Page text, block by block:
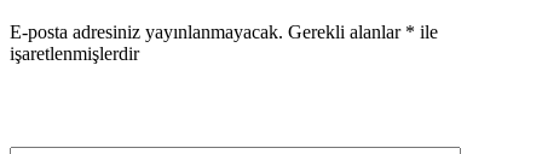
E-posta adresiniz yayınlanmayacak. Gerekli alanlar * ile
işaretlenmişlerdir